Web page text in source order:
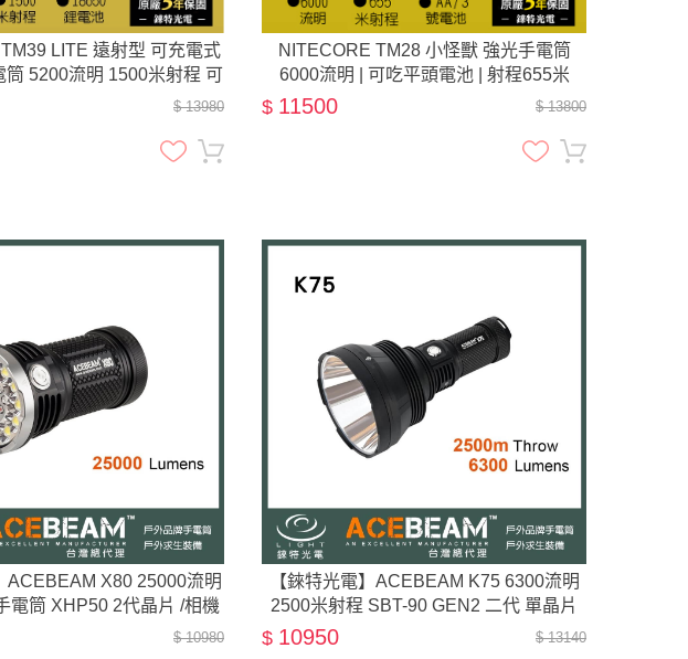
LITE 遠射型 可充電式
筒 5200流明 1500米射程 可
附側背帶 相機腳架孔$ 13980
NITECORE TM28 小怪獸 強光手電筒
6000流明 | 可吃平頭電池 | 射程655米
$ 13800
$ 11500
ACEBEAM X80 25000流明
電筒 XHP50 2代晶片 /相機
綠光 藍光+UV光 標配：原
$ 10980
【錸特光電】ACEBEAM K75 6300流明
2500米射程 SBT-90 GEN2 二代 單晶片
$ 13140
$ 10950